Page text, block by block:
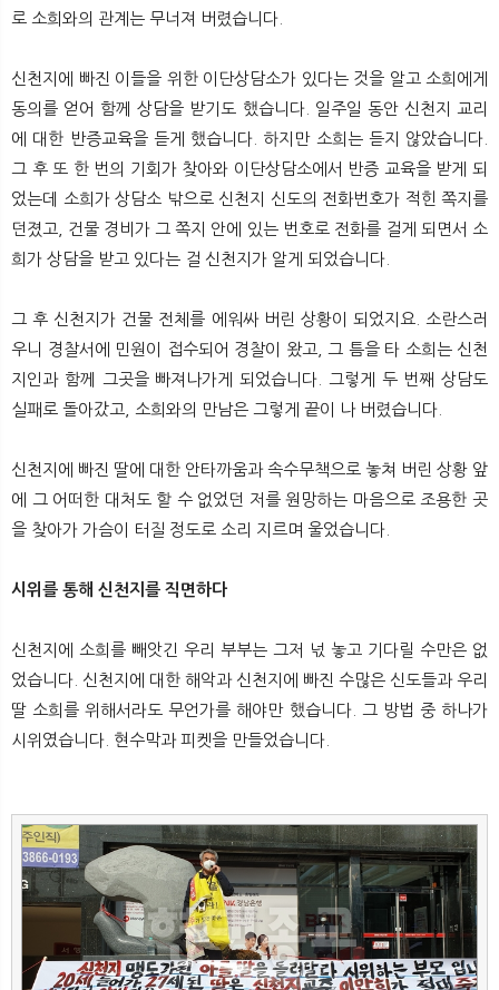
로 소희와의 관계는 무너져 버렸습니다.
신천지에 빠진 이들을 위한 이단상담소가 있다는 것을 알고 소희에게
동의를 얻어 함께 상담을 받기도 했습니다. 일주일 동안 신천지 교리
에 대한 반증교육을 듣게 했습니다. 하지만 소희는 듣지 않았습니다.
그 후 또 한 번의 기회가 찾아와 이단상담소에서 반증 교육을 받게 되
었는데 소희가 상담소 밖으로 신천지 신도의 전화번호가 적힌 쪽지를
던졌고, 건물 경비가 그 쪽지 안에 있는 번호로 전화를 걸게 되면서 소
희가 상담을 받고 있다는 걸 신천지가 알게 되었습니다.
그 후 신천지가 건물 전체를 에워싸 버린 상황이 되었지요. 소란스러
우니 경찰서에 민원이 접수되어 경찰이 왔고, 그 틈을 타 소희는 신천
지인과 함께 그곳을 빠져나가게 되었습니다. 그렇게 두 번째 상담도
실패로 돌아갔고, 소희와의 만남은 그렇게 끝이 나 버렸습니다.
신천지에 빠진 딸에 대한 안타까움과 속수무책으로 놓쳐 버린 상황 앞
에 그 어떠한 대처도 할 수 없었던 저를 원망하는 마음으로 조용한 곳
을 찾아가 가슴이 터질 정도로 소리 지르며 울었습니다.
시위를 통해 신천지를 직면하다
신천지에 소희를 빼앗긴 우리 부부는 그저 넋 놓고 기다릴 수만은 없
었습니다. 신천지에 대한 해악과 신천지에 빠진 수많은 신도들과 우리
딸 소희를 위해서라도 무언가를 해야만 했습니다. 그 방법 중 하나가
시위였습니다. 현수막과 피켓을 만들었습니다.